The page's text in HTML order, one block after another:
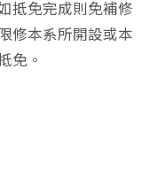
抵免完成則免補修
修本系所開設或本
免。